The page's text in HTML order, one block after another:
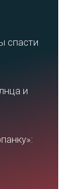
спасти
и